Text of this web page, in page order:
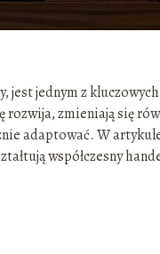
jest jednym z
rozwija, zmieniają się
adaptować. W
współczesny